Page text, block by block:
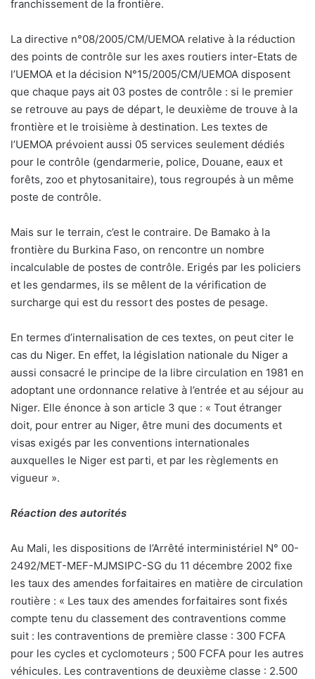
franchissement de la frontière.
La directive n°08/2005/CM/UEMOA relative à la réduction
des points de contrôle sur les axes routiers inter-Etats de
l’UEMOA et la décision N°15/2005/CM/UEMOA disposent
que chaque pays ait 03 postes de contrôle : si le premier
se retrouve au pays de départ, le deuxième de trouve à la
frontière et le troisième à destination. Les textes de
l’UEMOA prévoient aussi 05 services seulement dédiés
pour le contrôle (gendarmerie, police, Douane, eaux et
forêts, zoo et phytosanitaire), tous regroupés à un même
poste de contrôle.
Mais sur le terrain, c’est le contraire. De Bamako à la
frontière du Burkina Faso, on rencontre un nombre
incalculable de postes de contrôle. Erigés par les policiers
et les gendarmes, ils se mêlent de la vérification de
surcharge qui est du ressort des postes de pesage.
En termes d’internalisation de ces textes, on peut citer le
cas du Niger. En effet, la législation nationale du Niger a
aussi consacré le principe de la libre circulation en 1981 en
adoptant une ordonnance relative à l’entrée et au séjour au
Niger. Elle énonce à son article 3 que : « Tout étranger
doit, pour entrer au Niger, être muni des documents et
visas exigés par les conventions internationales
auxquelles le Niger est parti, et par les règlements en
vigueur ».
Réaction des autorités
Au Mali, les dispositions de l’Arrêté interministériel N° 00-
2492/MET-MEF-MJMSIPC-SG du 11 décembre 2002 fixe
les taux des amendes forfaitaires en matière de circulation
routière : « Les taux des amendes forfaitaires sont fixés
compte tenu du classement des contraventions comme
suit : les contraventions de première classe : 300 FCFA
pour les cycles et cyclomoteurs ; 500 FCFA pour les autres
véhicules. Les contraventions de deuxième classe : 2.500